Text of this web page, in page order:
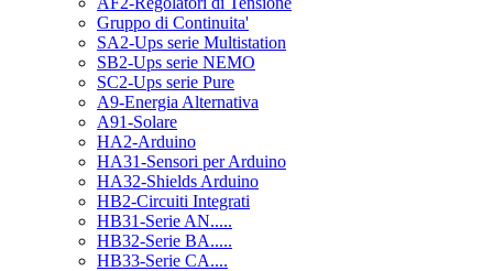
Gruppo di Continuita'
SA2-Ups serie Multistation
SB2-Ups serie NEMO
SC2-Ups serie Pure
A9-Energia Alternativa
A91-Solare
HA2-Arduino
HA31-Sensori per Arduino
HA32-Shields Arduino
HB2-Circuiti Integrati
HB31-Serie AN.....
HB32-Serie BA.....
HB33-Serie CA....